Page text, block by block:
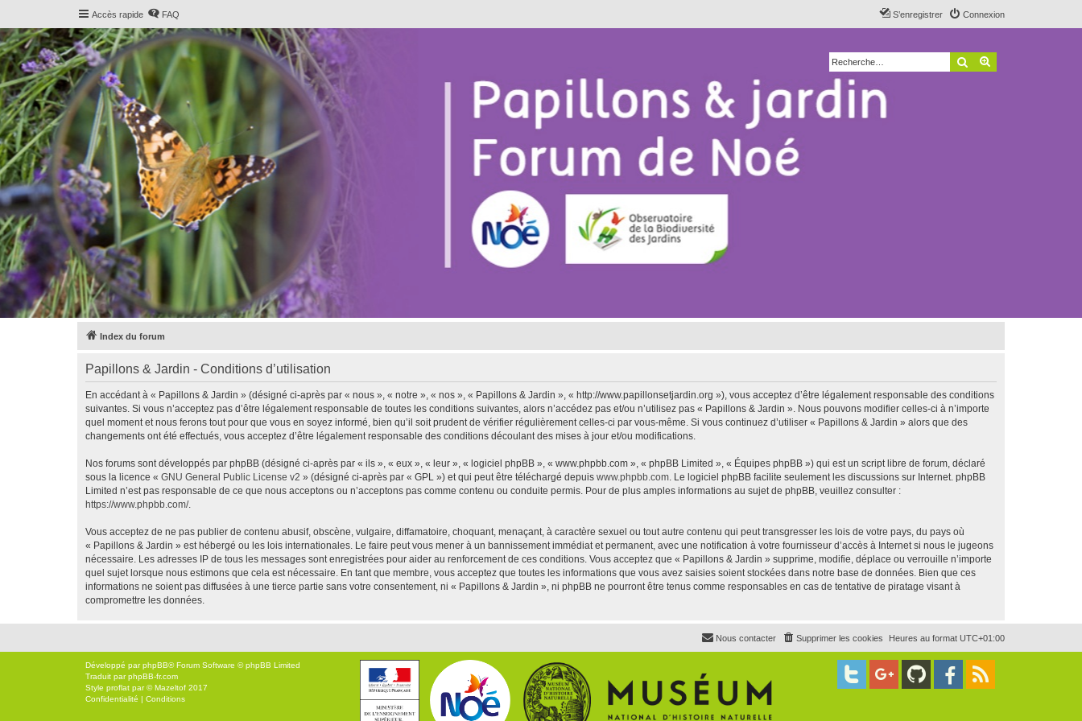
Accès rapide FAQ Connexion
S’enregistrer
Rechercher
Index du forum
Papillons & Jardin - Conditions d’utilisation
En accédant à « Papillons & Jardin » (désigné ci-après par « nous », « notre », « nos », « Papillons & Jardin », « http://www.papillonsetjardin.org »), vous acceptez d’être légalement responsable des conditions
suivantes. Si vous n’acceptez pas d’être légalement responsable de toutes les conditions suivantes, alors n’accédez pas et/ou n’utilisez pas « Papillons & Jardin ». Nous pouvons modifier celles-ci à n’importe
quel moment et nous ferons tout pour que vous en soyez informé, bien qu’il soit prudent de vérifier régulièrement celles-ci par vous-même. Si vous continuez d’utiliser « Papillons & Jardin » alors que des
changements ont été effectués, vous acceptez d’être légalement responsable des conditions découlant des mises à jour et/ou modifications.
Nos forums sont développés par phpBB (désigné ci-après par « ils », « eux », « leur », « logiciel phpBB », « www.phpbb.com », « phpBB Limited », « Équipes phpBB ») qui est un script libre de forum, déclaré
sous la licence « GNU General Public License v2 » (désigné ci-après par « GPL ») et qui peut être téléchargé depuis www.phpbb.com. Le logiciel phpBB facilite seulement les discussions sur Internet. phpBB
Limited n’est pas responsable de ce que nous acceptons ou n’acceptons pas comme contenu ou conduite permis. Pour de plus amples informations au sujet de phpBB, veuillez consulter :
https://www.phpbb.com/.
Vous acceptez de ne pas publier de contenu abusif, obscène, vulgaire, diffamatoire, choquant, menaçant, à caractère sexuel ou tout autre contenu qui peut transgresser les lois de votre pays, du pays où
« Papillons & Jardin » est hébergé ou les lois internationales. Le faire peut vous mener à un bannissement immédiat et permanent, avec une notification à votre fournisseur d’accès à Internet si nous le jugeons
nécessaire. Les adresses IP de tous les messages sont enregistrées pour aider au renforcement de ces conditions. Vous acceptez que « Papillons & Jardin » supprime, modifie, déplace ou verrouille n’importe
quel sujet lorsque nous estimons que cela est nécessaire. En tant que membre, vous acceptez que toutes les informations que vous avez saisies soient stockées dans notre base de données. Bien que ces
informations ne soient pas diffusées à une tierce partie sans votre consentement, ni « Papillons & Jardin », ni phpBB ne pourront être tenus comme responsables en cas de tentative de piratage visant à
compromettre les données.
Heures au format UTC+01:00
Supprimer les cookies
Nous contacter
Développé parphpBB® Forum Software © phpBB Limited
Traduit parphpBB-fr.com
Style proflat par ©Mazeltof 2017
Confidentialité | Conditions